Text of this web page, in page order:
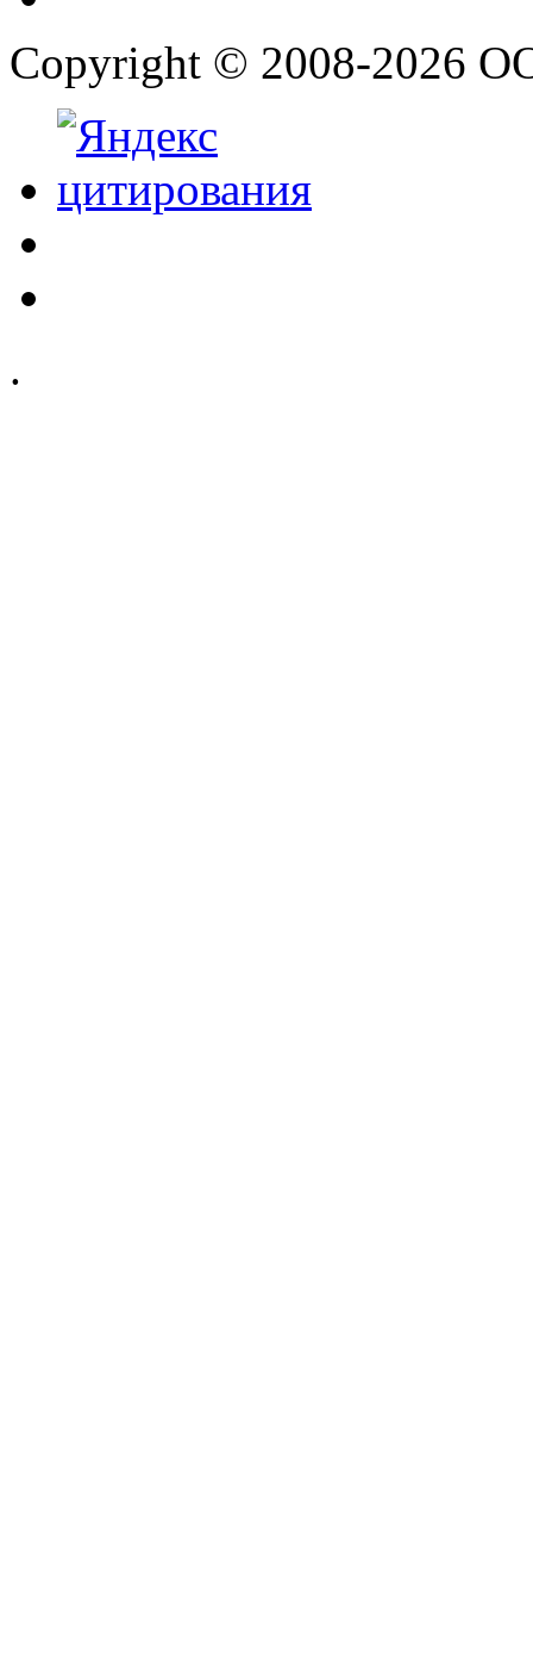
Copyright © 2008-2026
.